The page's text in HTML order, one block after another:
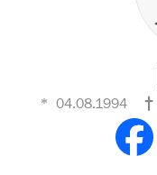
04.08.1994